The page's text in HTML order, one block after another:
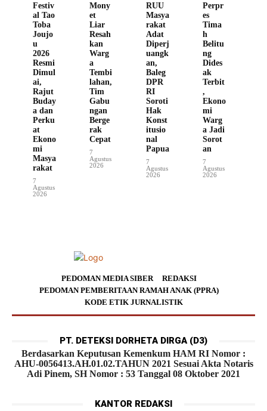
Festiv
al Tao
Toba
Joujo
u
2026
Resmi
Dimul
ai,
Rajut
Buday
a dan
Perku
at
Ekono
mi
Masya
rakat
7
Agustus
2026
Mony
et
Liar
Resah
kan
Warg
a
Tembi
lahan,
Tim
Gabu
ngan
Berge
rak
Cepat
7
Agustus
2026
RUU
Masya
rakat
Adat
Diperj
uangk
an,
Baleg
DPR
RI
Soroti
Hak
Konst
itusio
nal
Papua
7
Agustus
2026
Perpr
es
Tima
h
Belitu
ng
Dides
ak
Terbit
,
Ekono
mi
Warg
a Jadi
Sorot
an
7
Agustus
2026
PEDOMAN MEDIA SIBER
REDAKSI
PEDOMAN PEMBERITAAN RAMAH ANAK (PPRA)
KODE ETIK JURNALISTIK
PT. DETEKSI DORHETA DIRGA (D3)
Berdasarkan Keputusan Kemenkum HAM RI Nomor :
AHU-0056413.AH.01.02.TAHUN 2021 Sesuai Akta Notaris
Adi Pinem, SH Nomor : 53 Tanggal 08 Oktober 2021
KANTOR REDAKSI